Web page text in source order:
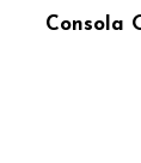
Consola